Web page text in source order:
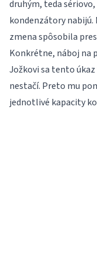
{k}
druhým, teda
kondenzátory
zmena spôsobila
Konkrétne, náboj na
Jožkovi sa tento
nestačí. Preto mu
jednotlivé kapacity